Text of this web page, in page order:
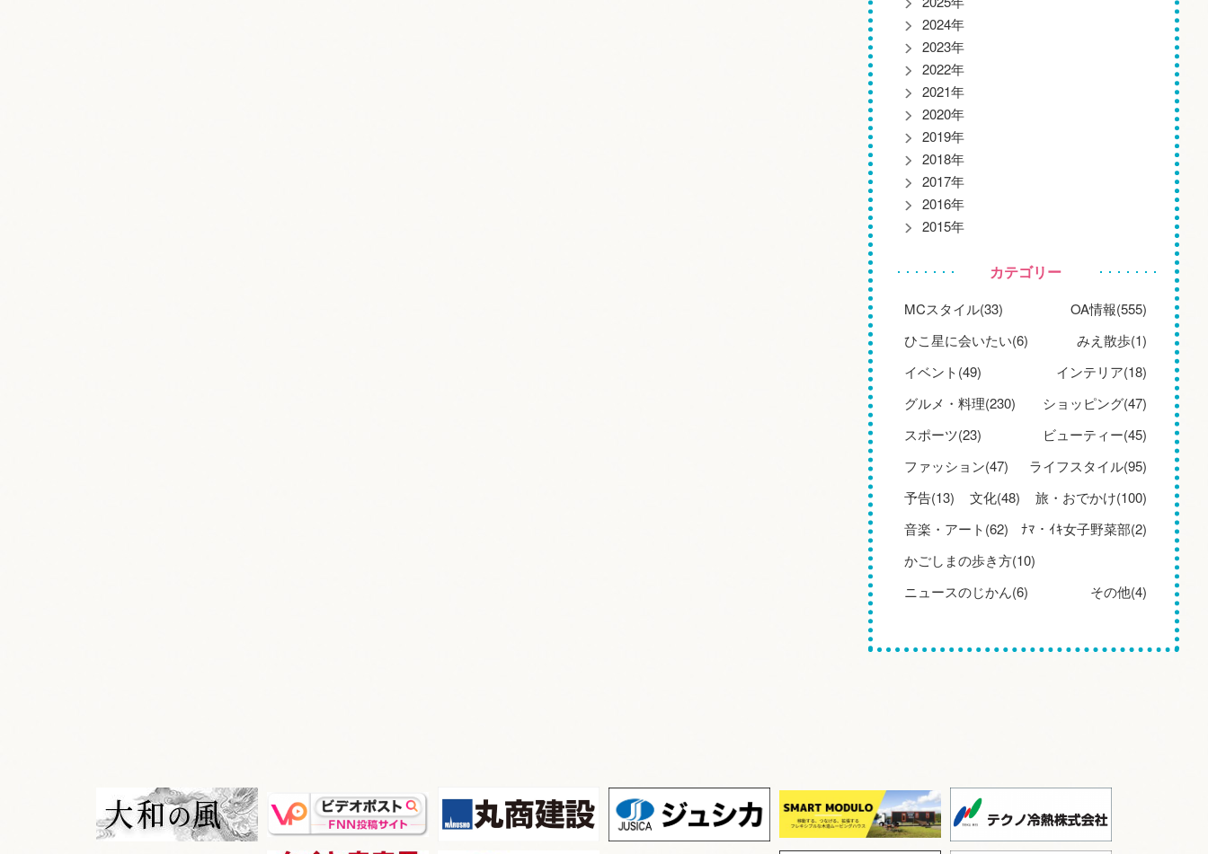
2024年
2023年
2022年
2021年
2020年
2019年
2018年
2017年
2016年
2015年
カテゴリー
MCスタイル(33)
OA情報(555)
ひこ星に会いたい(6)
みえ散歩(1)
イベント(49)
インテリア(18)
グルメ・料理(230)
ショッピング(47)
スポーツ(23)
ビューティー(45)
ファッション(47)
ライフスタイル(95)
予告(13)
文化(48)
旅・おでかけ(100)
音楽・アート(62)
ﾅﾏ・ｲｷ女子野菜部(2)
かごしまの歩き方(10)
ニュースのじかん(6)
その他(4)